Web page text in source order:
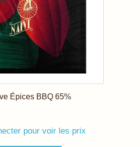
Épices BBQ 65%
pour voir les prix